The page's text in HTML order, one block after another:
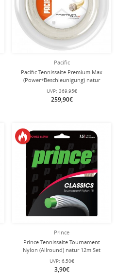
Pacific
Pacific Tennissaite Premium Max
(Power+Beschleunigung) natur
200m Rolle
UVP: 369,95€
259,90€
Prince
Prince Tennissaite Tournament
Nylon (Allround) natur 12m Set
UVP: 6,50€
3,90€